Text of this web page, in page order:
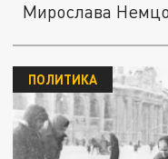
Мирослава
ПОЛИТИКА